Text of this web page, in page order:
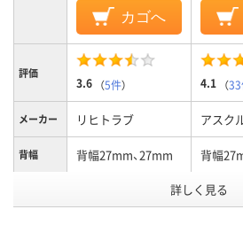
カゴへ
評価
3.6 （5件） 4.1 （
メーカー リヒトラブ アスク
背幅 背幅27mm、27mm 背幅
～200枚
枚
詳しく見る